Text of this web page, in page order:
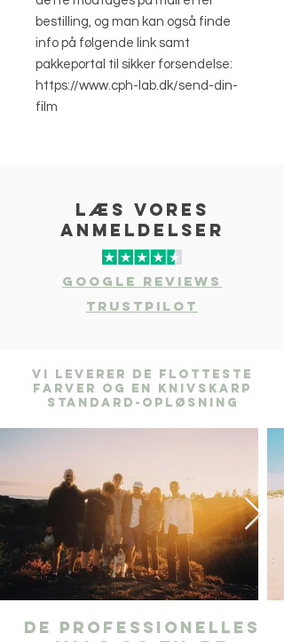
bestilling, og man kan også finde
info på følgende link samt
pakkeportal til sikker forsendelse:
https://www.cph-lab.dk/send-din-
film
læs vores
anmeldelser
Google Reviews
Trustpilot
Vi leverer de flotteste
farver og en knivskarp
standard-opløsning
De professionelles